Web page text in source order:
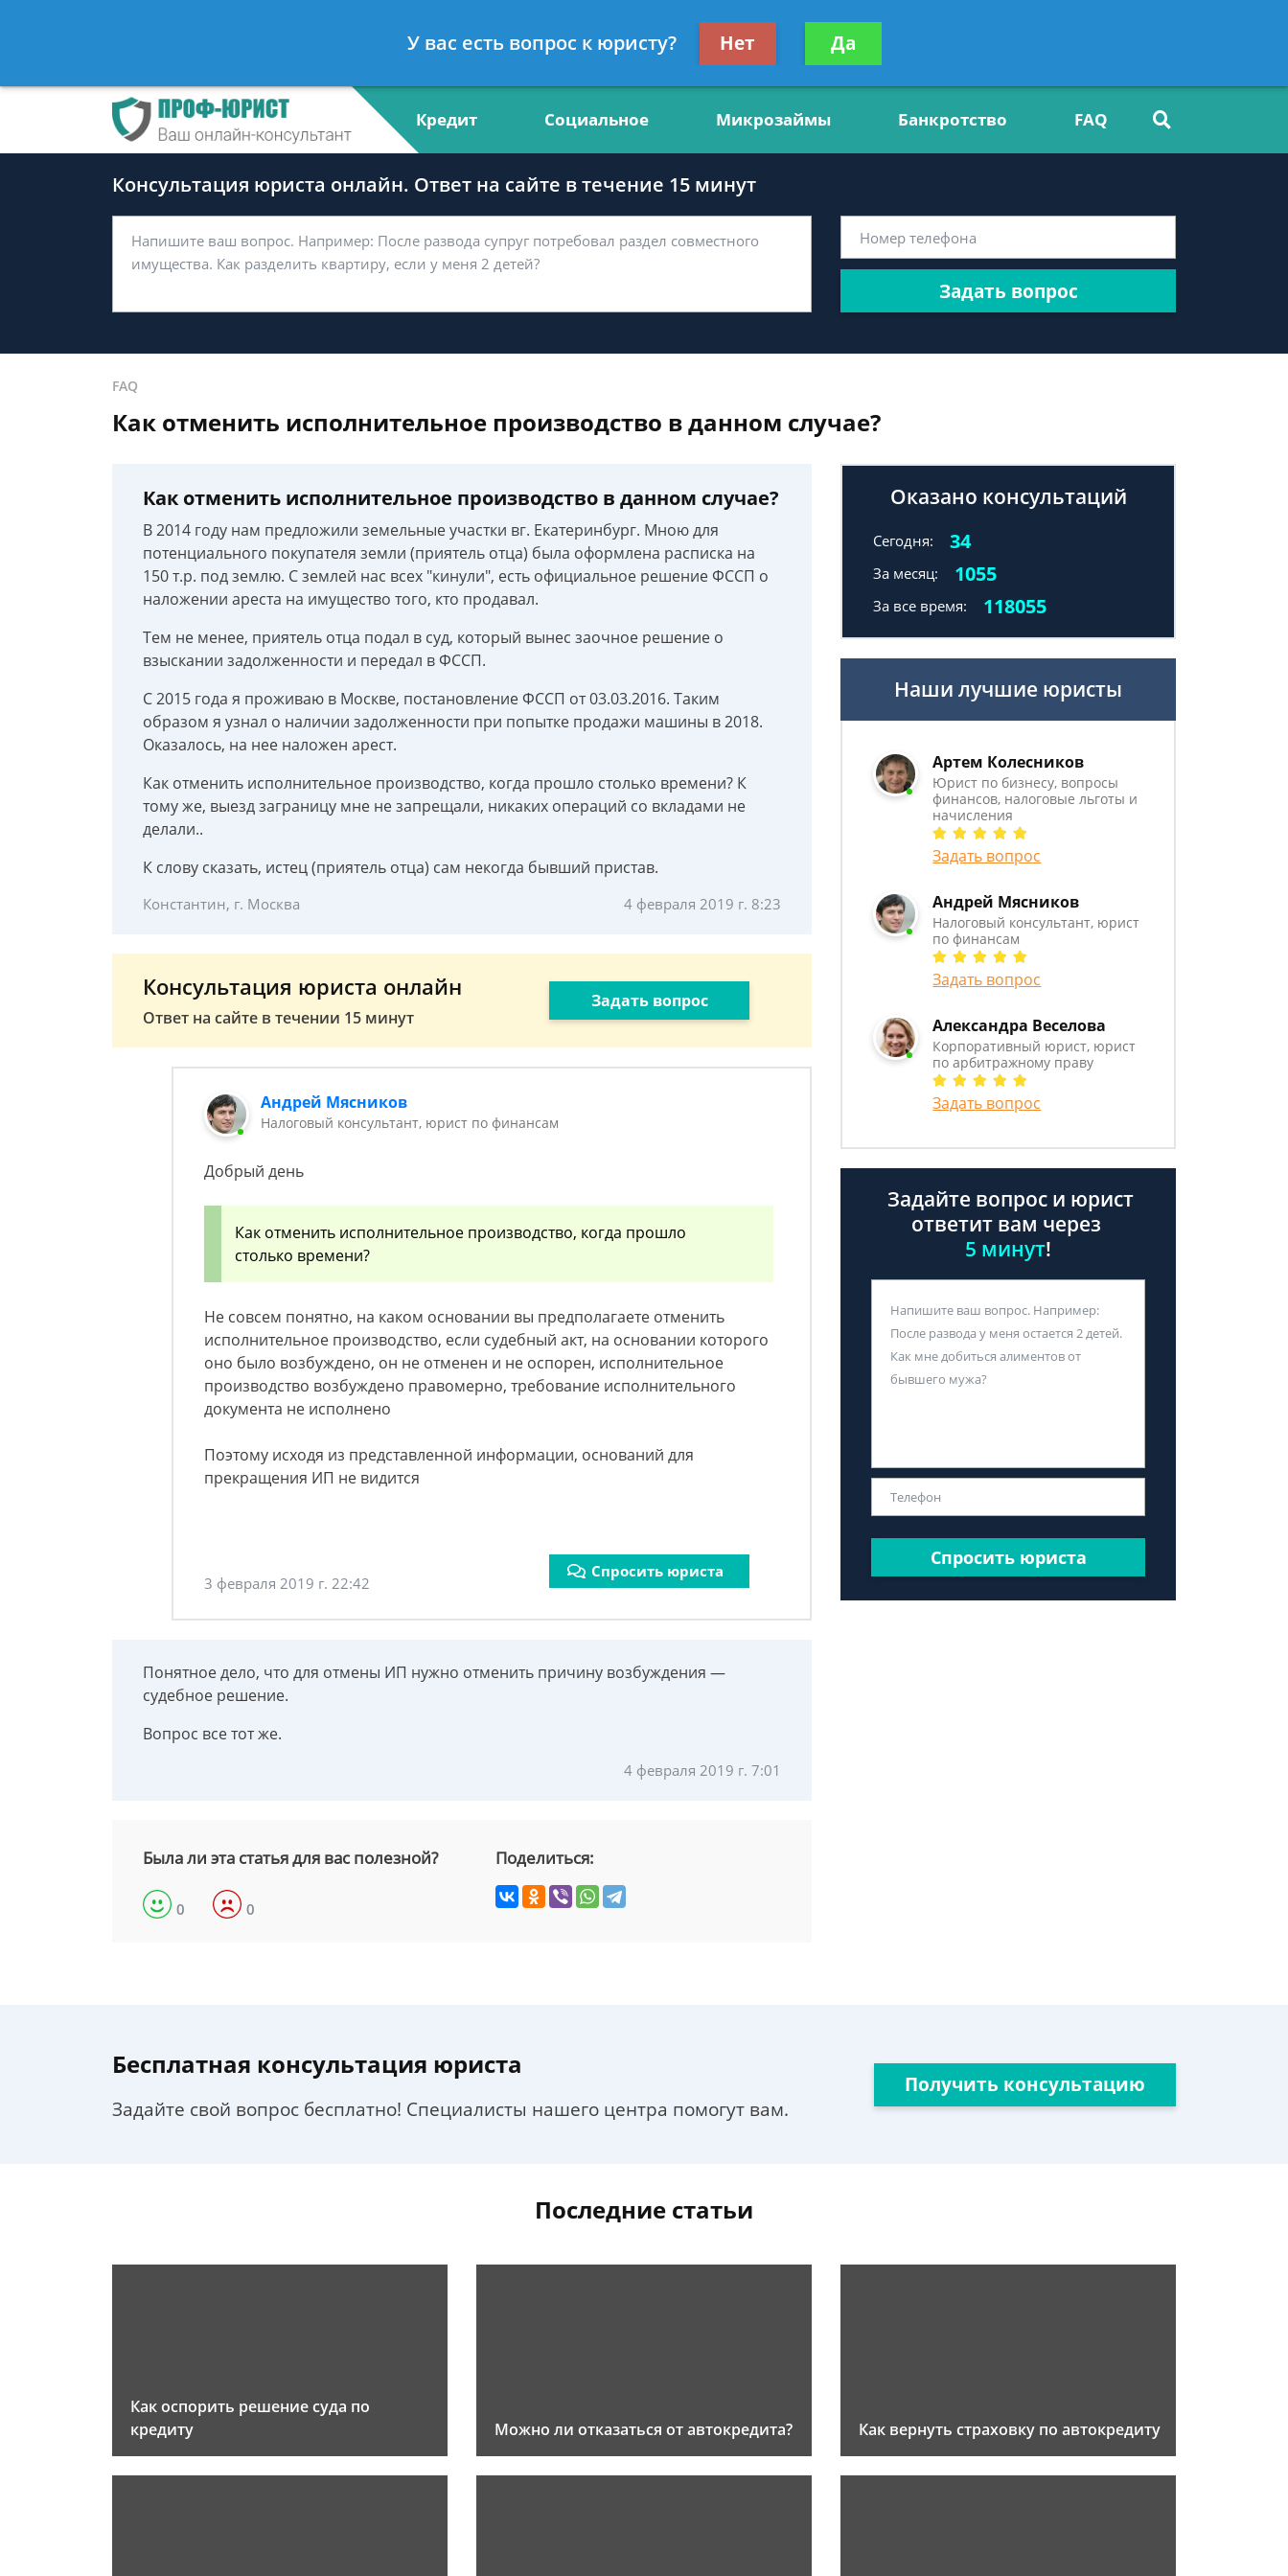
- Налоговый консультант, юрист по финансам
Получите консультацию
бесплатно
Кредит Социальное Микрозаймы Банкротство FAQ
Консультация юриста онлайн. Ответ на сайте в течение 15 минут
Задать вопрос
FAQ
Как отменить исполнительное производство в данном случае?
Как отменить исполнительное производство в данном случае?
В 2014 году нам предложили земельные участки вг. Екатеринбург. Мною для
потенциального покупателя земли (приятель отца) была оформлена расписка на
150 т.р. под землю. С землей нас всех "кинули", есть официальное решение ФССП о
наложении ареста на имущество того, кто продавал.
Тем не менее, приятель отца подал в суд, который вынес заочное решение о
взыскании задолженности и передал в ФССП.
С 2015 года я проживаю в Москве, постановление ФССП от 03.03.2016. Таким
образом я узнал о наличии задолженности при попытке продажи машины в 2018.
Оказалось, на нее наложен арест.
Как отменить исполнительное производство, когда прошло столько времени? К
тому же, выезд заграницу мне не запрещали, никаких операций со вкладами не
делали..
К слову сказать, истец (приятель отца) сам некогда бывший пристав.
Константин, г. Москва 4 февраля 2019 г. 8:23
Консультация юриста онлайн
Ответ на сайте в течении 15 минут
Задать вопрос
Андрей Мясников
Налоговый консультант, юрист по финансам
Добрый день
Как отменить исполнительное производство, когда прошло
столько времени?
Не совсем понятно, на каком основании вы предполагаете отменить
исполнительное производство, если судебный акт, на основании которого
оно было возбуждено, он не отменен и не оспорен, исполнительное
производство возбуждено правомерно, требование исполнительного
документа не исполнено
Поэтому исходя из представленной информации, оснований для
прекращения ИП не видится
3 февраля 2019 г. 22:42
Спросить юриста
Понятное дело, что для отмены ИП нужно отменить причину возбуждения —
судебное решение.
Вопрос все тот же.
4 февраля 2019 г. 7:01
Была ли эта статья для вас полезной?
0 0
Поделиться:
Оказано консультаций
Сегодня: 34
За месяц: 1055
За все время: 118055
Наши лучшие юристы
Артем Колесников
Юрист по бизнесу, вопросы
финансов, налоговые льготы и
начисления
Задать вопрос
Андрей Мясников
Налоговый консультант, юрист
по финансам
Задать вопрос
Александра Веселова
Корпоративный юрист, юрист
по арбитражному праву
Задать вопрос
Задайте вопрос и юрист
ответит вам через
5 минут!
Спросить юриста
Бесплатная консультация юриста
Задайте свой вопрос бесплатно! Специалисты нашего центра помогут вам.
Получить консультацию
Последние статьи
Как оспорить решение суда по
кредиту
Можно ли отказаться от автокредита? Как вернуть страховку по автокредиту
У вас есть вопрос к юристу? Нет Да